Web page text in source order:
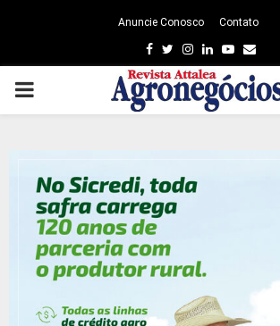
Anuncie Conosco Contato
Facebook
TwitterInstagram
LinkedinYoutube
Email
PRIMARY